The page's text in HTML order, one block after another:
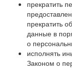
прекратить
прекратить
данные в
о
исполнять
Законом о